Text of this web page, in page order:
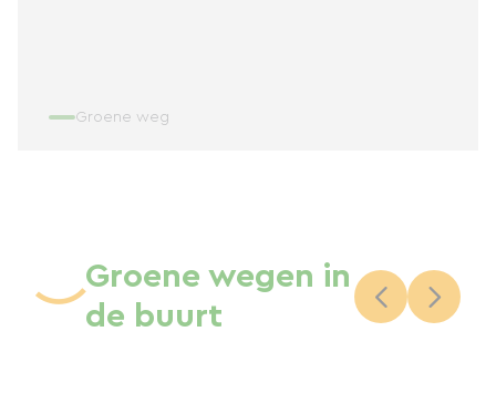
Groene weg
Groene wegen in
de buurt